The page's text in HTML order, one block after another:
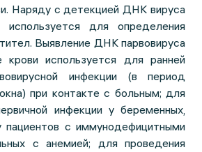
Наряду с детекцией ДНК вируса
используется для определения
Выявление ДНК парвовируса
используется для ранней
инфекции (в период
при контакте с больным; для
инфекции у беременных,
пациентов с иммунодефицитными
с анемией; для проведения